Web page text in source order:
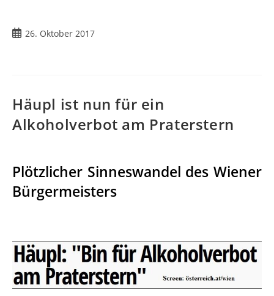
26. Oktober 2017
Häupl ist nun für ein
Alkoholverbot am Praterstern
Plötzlicher Sinneswandel des Wiener
Bürgermeisters